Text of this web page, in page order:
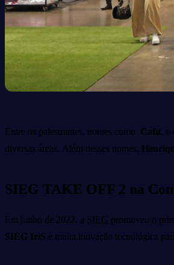
Entre os palestrantes, nomes como Cafu, o
diversas áreas. Além desses nomes,
SIEG TAKE OFF 2 na
Em junho de 2022, a SIEG promoveu o
SIEG IriS e muita inovação tecnológica